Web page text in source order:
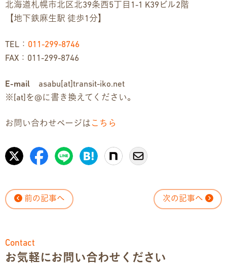
北海道札幌市北区北39条西5丁目1-1 K39ビル2階
【地下鉄麻生駅 徒歩1分】
TEL： 011-299-8746
FAX：011-299-8746
E-mail asabu[at]transit-iko.net
※[at]を@に書き換えてください。
お問い合わせページは こちら
前の記事へ 次の記事へ
Contact
お気軽にお問い合わせください